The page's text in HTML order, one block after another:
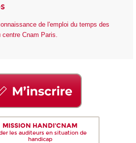
de l'emploi du temps des
centre Cnam Paris.
MISSION HANDI'CNAM
les auditeurs en situation de
handicap